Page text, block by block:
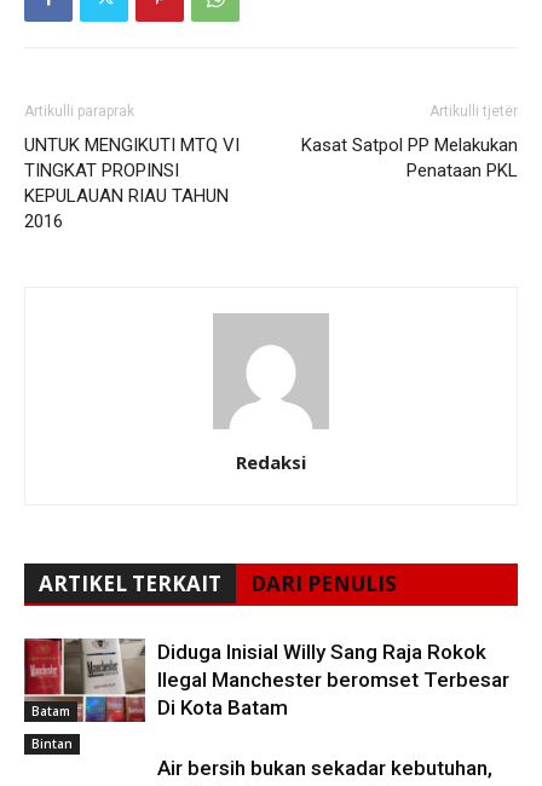
Artikulli paraprak
UNTUK MENGIKUTI MTQ VI
TINGKAT PROPINSI
KEPULAUAN RIAU TAHUN
2016
Artikulli tjetër
Kasat Satpol PP Melakukan
Penataan PKL
Redaksi
ARTIKEL TERKAIT DARI PENULIS
Batam
Diduga Inisial Willy Sang Raja Rokok
Ilegal Manchester beromset Terbesar
Di Kota Batam
Bintan
Air bersih bukan sekadar kebutuhan,